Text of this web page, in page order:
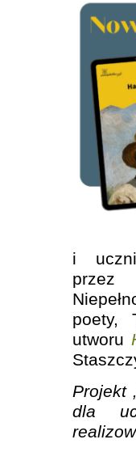
i
przez
poety,
utworu
Projekt
dla